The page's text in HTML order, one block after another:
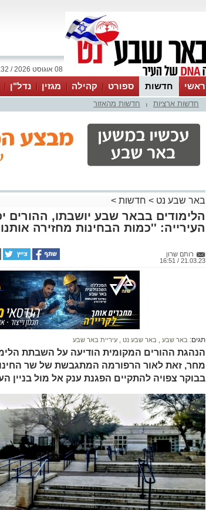
08 אוגוסט 2026 / 15:32
ראשי חדשות ספורט קהילה מגזין נדל"ן
עסקים
טיפים והמלצותחדשות ארציות חדשות מהאזור
באר שבע נט > חדשות >
הלימודים בבאר שבע יושבתו, ההורים
העירייה: ''כמות הבחינות מחזירה
רותם שרון
21.03.23 / 16:51
תגים: באר שבע באר שבע נט עיריית באר שבע
הנהגת ההורים המקומית הודיעה על השבתת
בבוקר צפויה להתקיים הפגנת ענק אל מול בניין